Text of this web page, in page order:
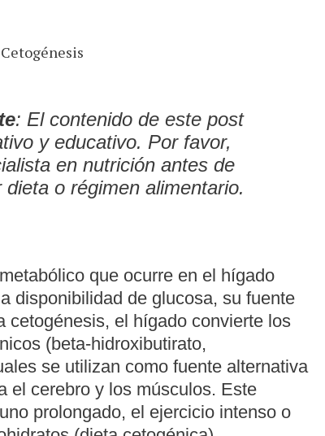
: El contenido de este post
y educativo. Por favor,
en nutrición antes de
o régimen alimentario.
que ocurre en el hígado
disponibilidad de glucosa, su fuente
cetogénesis, el hígado convierte los
(beta-hidroxibutirato,
se utilizan como fuente alternativa
el cerebro y los músculos. Este
prolongado, el ejercicio intenso o